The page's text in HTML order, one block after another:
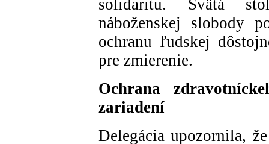
solidaritu. Svätá
náboženskej slobody
ochranu ľudskej
pre zmierenie.
Ochrana
zariadení
Delegácia upozornila,